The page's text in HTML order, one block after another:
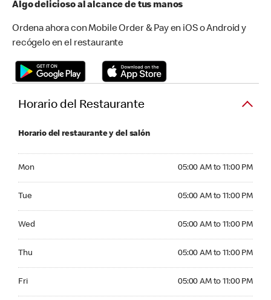
Algo delicioso al alcance de tus manos
Ordena ahora con Mobile Order & Pay en iOS o Android y
recógelo en el restaurante
Horario del Restaurante
Horario del restaurante y del salón
Mon 05:00 AM to 11:00 PM
Tue 05:00 AM to 11:00 PM
Wed 05:00 AM to 11:00 PM
Thu 05:00 AM to 11:00 PM
Fri 05:00 AM to 11:00 PM